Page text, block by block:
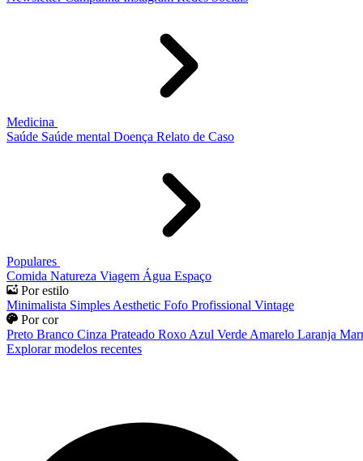
Medicina
Saúde Saúde mental Doença Relato de Caso
Populares
Comida Natureza Viagem Água Espaço
Por estilo
Minimalista Simples Aesthetic Fofo Profissional Vintage
Por cor
Preto Branco Cinza Prateado Roxo Azul Verde Amarelo Laranja
Explorar modelos recentes